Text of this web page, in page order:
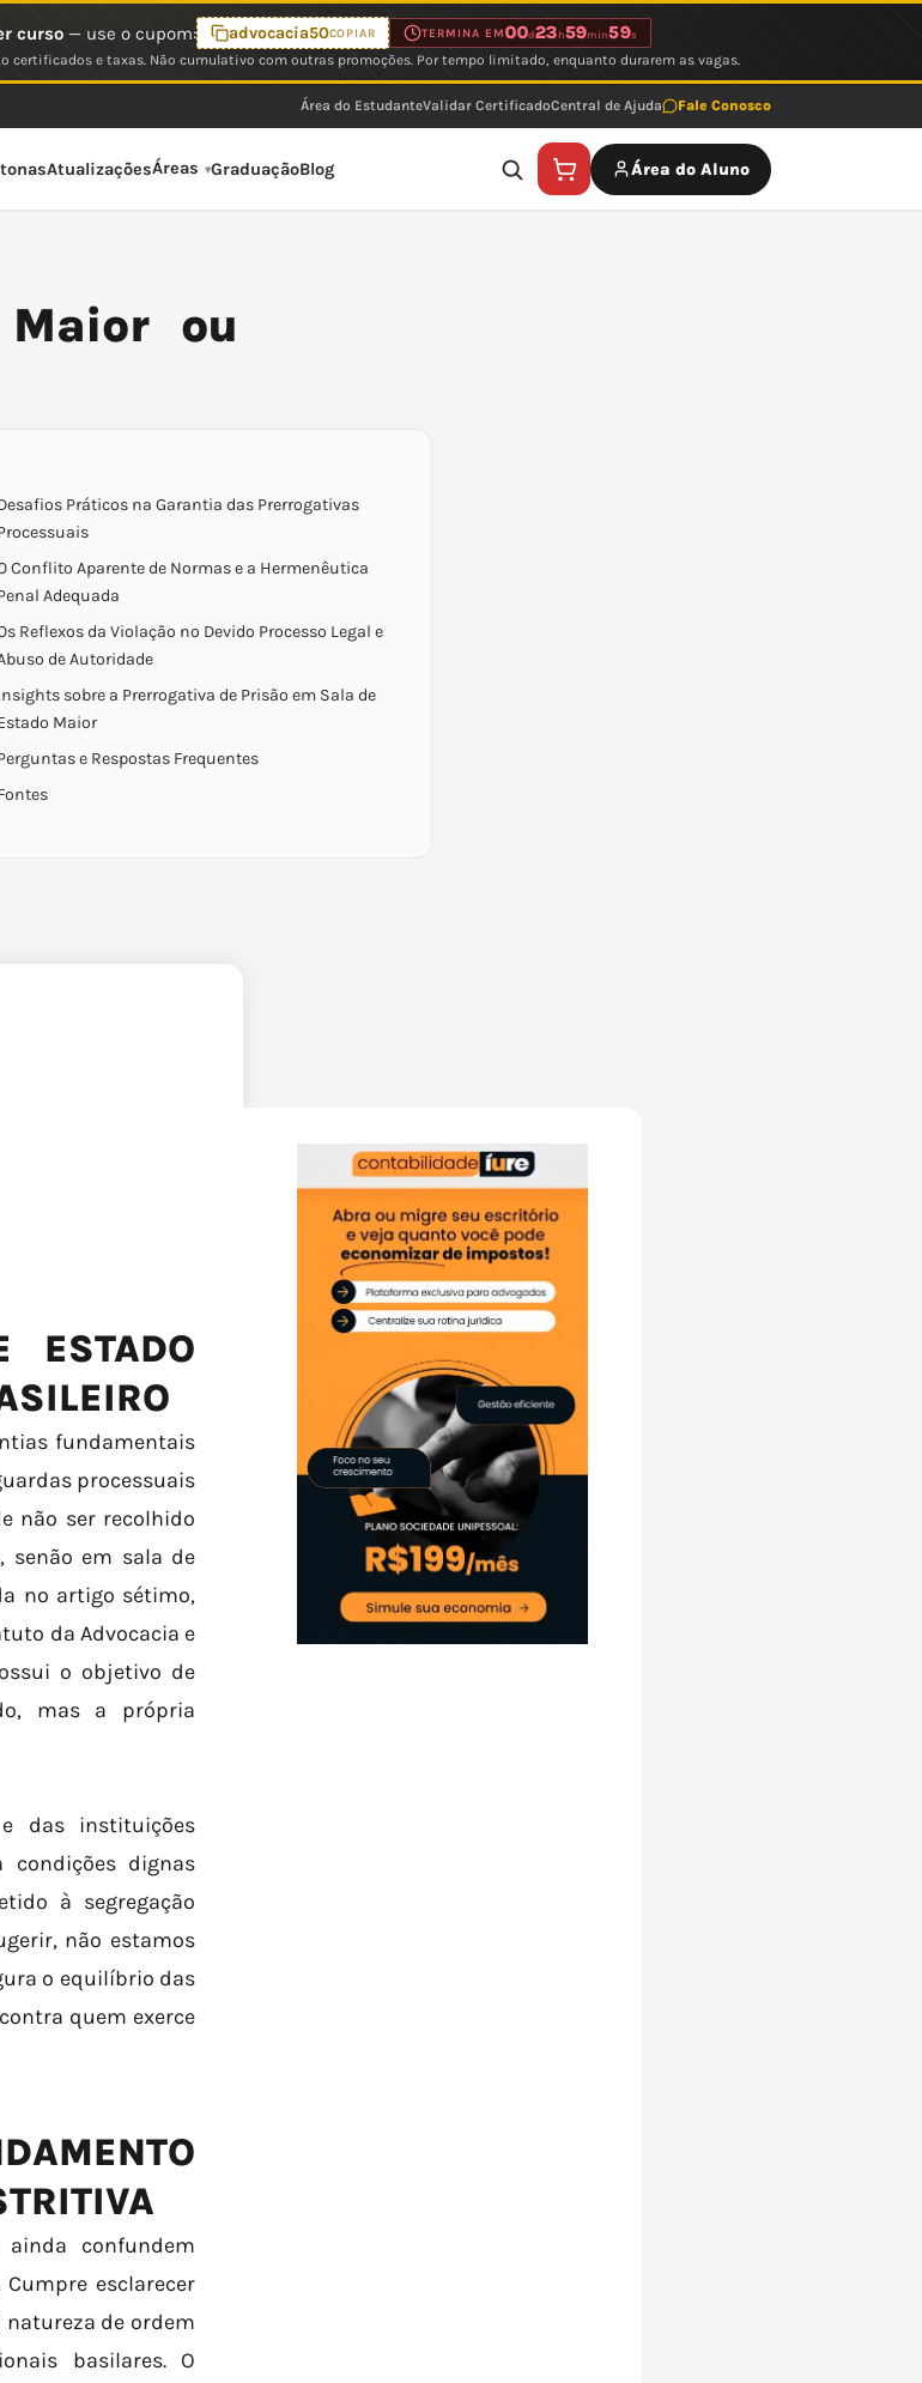
curso— use o cupom: advocacia50COPIAR TERMINA EM00d23 h59min59s
certificados e taxas. Não cumulativo com outras promoções. Por tempo limitado, enquanto durarem as vagas.
Área do EstudanteValidar CertificadoCentral de Ajuda Fale Conosco
AtualizaçõesÁreas GraduaçãoBlog Área do Aluno
ou
Práticos na Garantia das Prerrogativas
Conflito Aparente de Normas e a Hermenêutica
Adequada
Reflexos da Violação no Devido Processo Legal e
de Autoridade
sobre a Prerrogativa de Prisão em Sala de
Maior
e Respostas Frequentes
ESTADO
fundamentais
processuais
não ser recolhido
senão em sala de
no artigo sétimo,
da Advocacia e
o objetivo de
mas a própria
das instituições
condições dignas
à segregação
não estamos
o equilíbrio das
quem exerce
confundem
esclarecer
de ordem
basilares. O